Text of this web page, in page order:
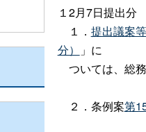
１2月7日提出分
１． 提出議案
分）
」に
ついては、総
２．条例案第